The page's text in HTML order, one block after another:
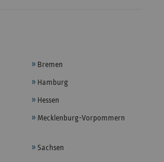
Bremen
Hamburg
Hessen
Mecklenburg-Vorpommern
Sachsen